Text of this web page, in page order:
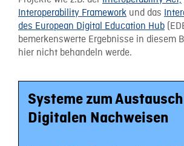
Interoperability Framework und das
des European Digital Education Hub
bemerkenswerte Ergebnisse in diesem
hier nicht behandeln werde.
Systeme zum
Digitalen Nachweisen